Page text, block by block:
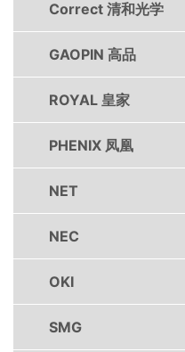
Correct 清和光学
GAOPIN 高品
ROYAL 皇家
PHENIX 凤凰
NET
NEC
OKI
SMG